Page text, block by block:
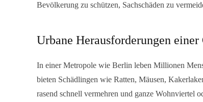
Bevölkerung zu schützen, Sachschäden zu
Urbane Herausforderungen einer
In einer Metropole wie Berlin leben Millionen
bieten Schädlingen wie Ratten, Mäusen,
rasend schnell vermehren und ganze Wohnviertel